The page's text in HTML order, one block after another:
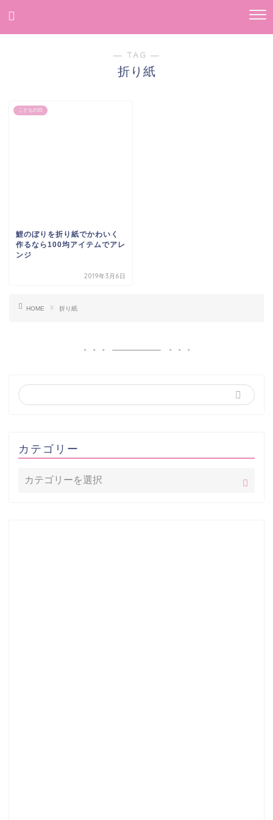
― TAG ―
折り紙
こどもの日
鯉のぼりを折り紙でかわいく
作るなら100均アイテムでアレ
ンジ
2019年3月6日
HOME 折り紙
カテゴリー